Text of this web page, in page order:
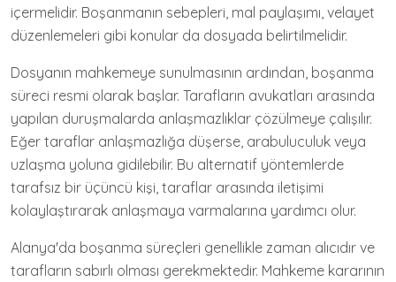
içermelidir. Boşanmanın sebepleri, mal paylaşımı, velayet
düzenlemeleri gibi konular da dosyada belirtilmelidir.
Dosyanın mahkemeye sunulmasının ardından, boşanma
süreci resmi olarak başlar. Tarafların avukatları arasında
yapılan duruşmalarda anlaşmazlıklar çözülmeye çalışılır.
Eğer taraflar anlaşmazlığa düşerse, arabuluculuk veya
uzlaşma yoluna gidilebilir. Bu alternatif yöntemlerde
tarafsız bir üçüncü kişi, taraflar arasında iletişimi
kolaylaştırarak anlaşmaya varmalarına yardımcı olur.
Alanya'da boşanma süreçleri genellikle zaman alıcıdır ve
tarafların sabırlı olması gerekmektedir. Mahkeme kararının